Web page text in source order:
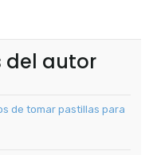
del autor
de tomar pastillas para